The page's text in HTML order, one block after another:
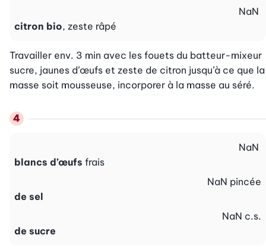
citron bio, zeste râpé
NaN
Travailler env. 3 min avec les fouets du batteur-mixeur
sucre, jaunes d’œufs et zeste de citron jusqu’à ce que la
masse soit mousseuse, incorporer à la masse au séré.
blancs d’œufs frais
NaN
de sel
NaN pincée
de sucre
NaN c.s.